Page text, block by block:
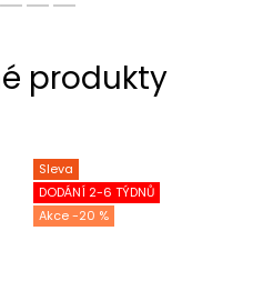
Sleva
DODÁNÍ 2-6 TÝDNŮ
-20 %